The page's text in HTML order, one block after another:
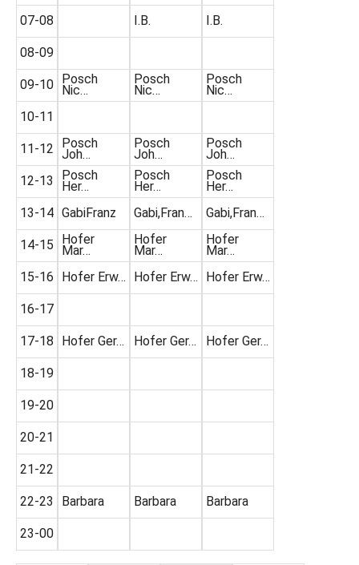
07-08
08-09
09-10
10-11
11-12
12-13
13-14
14-15
15-16
16-17
17-18
18-19
19-20
20-21
21-22
22-23
23-00
Posch
Nic…
Posch
Joh…
Posch
Her…
GabiFranz
Hofer
Mar…
Hofer Erw…
Hofer Ger…
Barbara
I.B.
Posch
Nic…
Posch
Joh…
Posch
Her…
Gabi,Fran…
Hofer
Mar…
Hofer Erw…
Hofer Ger…
Barbara
I.B.
Posch
Nic…
Posch
Joh…
Posch
Her…
Gabi,Fran…
Hofer
Mar…
Hofer Erw…
Hofer Ger…
Barbara